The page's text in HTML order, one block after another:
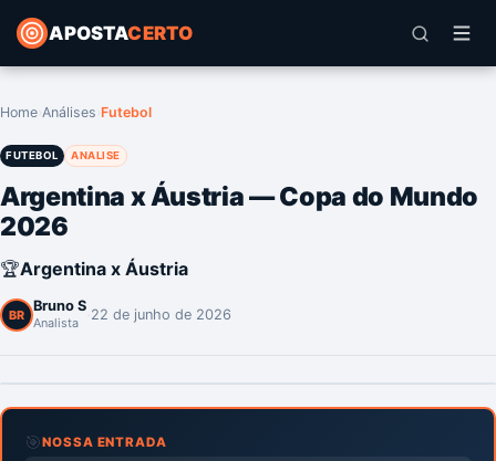
APOSTACERTO
Home Análises Futebol
FUTEBOL ANALISE
Argentina x Áustria — Copa do Mundo
2026
🏆Argentina x Áustria
BR
Bruno S
Analista 22 de junho de 2026
🎯NOSSA ENTRADA